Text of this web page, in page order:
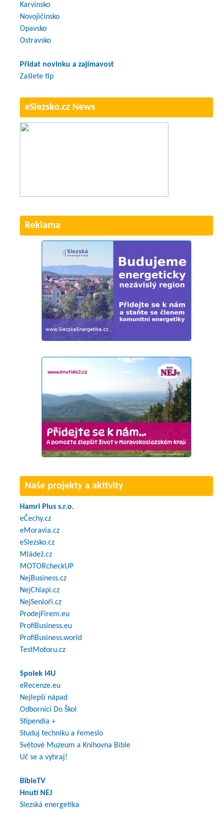
Karvinsko
Novojičínsko
Opavsko
Ostravsko
Přidat novinku a zajímavost
Zašlete tip
eSlezsko.cz News
Reklama
Naše projekty a aktivity
Hamri Plus s.r.o.
eČechy.cz
eMoravia.cz
eSlezsko.cz
Mládež.cz
MOTORcheckUP
NejBusiness.cz
NejChlapi.cz
NejSenioři.cz
ProdejFirem.eu
ProfiBusiness.eu
ProfiBusiness.world
TestMotoru.cz
Spolek I4U
eRecenze.eu
Nejlepší nápad
Odborníci Do Škol
Stipendia +
Studuj techniku a řemeslo
Světové Muzeum a Knihovna Bible
Uč se a vyhraj!
BibleTV
Hnutí NEJ
Slezská energetika